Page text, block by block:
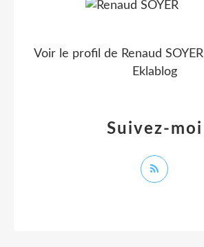
Suivez-moi
Voir le profil de Renaud SOYER
Eklablog